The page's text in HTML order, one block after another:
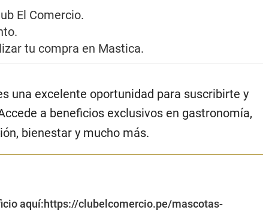
El Comercio.
tu compra en Mastica.
una excelente oportunidad para suscribirte y
a beneficios exclusivos en gastronomía,
bienestar y mucho más.
aquí:https://clubelcomercio.pe/mascotas-